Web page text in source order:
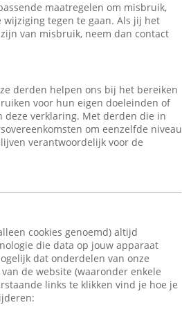
maatregelen om misbruik,
wijziging tegen te gaan. Als jij het
van misbruik, neem dan contact
derden helpen ons bij het bereiken
voor hun eigen doeleinden of
deze verklaring. Met derden die in
om eenzelfde niveau
verantwoordelijk voor de
cookies genoemd) altijd
die data op jouw apparaat
dat onderdelen van onze
de website (waaronder enkele
links te klikken vind je hoe je